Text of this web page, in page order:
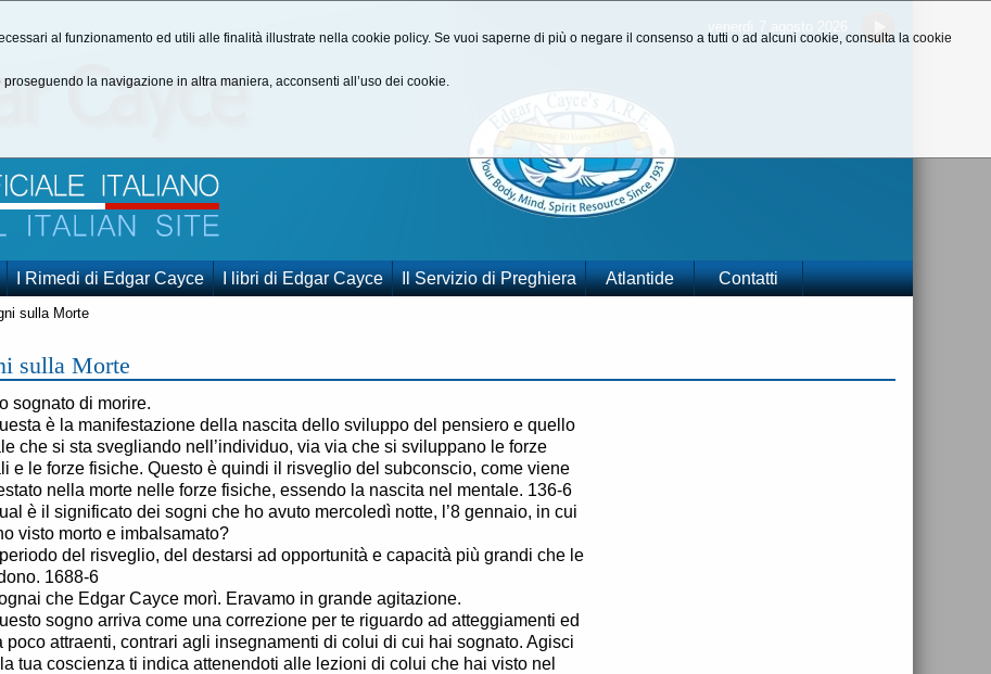
I Rimedi di Edgar Cayce I libri di Edgar Cayce Il Servizio di Preghiera Atlantide Contatti
sulla Morte
sulla Morte
sognato di morire.
è la manifestazione della nascita dello sviluppo del pensiero e quello
che si sta svegliando nell’individuo, via via che si sviluppano le forze
e le forze fisiche. Questo è quindi il risveglio del subconscio, come viene
nella morte nelle forze fisiche, essendo la nascita nel mentale. 136-6
è il significato dei sogni che ho avuto mercoledì notte, l’8 gennaio, in cui
visto morto e imbalsamato?
del risveglio, del destarsi ad opportunità e capacità più grandi che le
1688-6
che Edgar Cayce morì. Eravamo in grande agitazione.
sogno arriva come una correzione per te riguardo ad atteggiamenti ed
poco attraenti, contrari agli insegnamenti di colui di cui hai sognato. Agisci
tua coscienza ti indica attenendoti alle lezioni di colui che hai visto nel
al funzionamento ed utili alle finalità illustrate nella cookie policy. Se vuoi saperne di più o negare il consenso a tutti o ad alcuni cookie, consulta la cookie
la navigazione in altra maniera, acconsenti all’uso dei cookie.